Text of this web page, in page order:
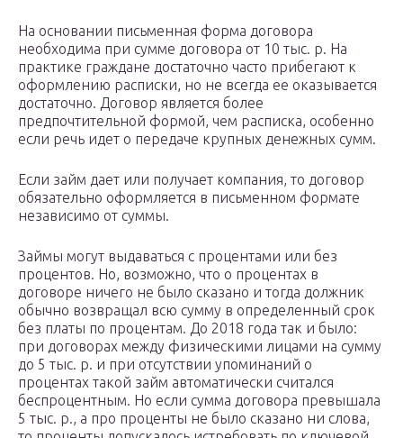
На основании письменная форма договора
необходима при сумме договора от 10 тыс. р. На
практике граждане достаточно часто прибегают к
оформлению расписки, но не всегда ее оказывается
достаточно. Договор является более
предпочтительной формой, чем расписка, особенно
если речь идет о передаче крупных денежных сумм.
Если займ дает или получает компания, то договор
обязательно оформляется в письменном формате
независимо от суммы.
Займы могут выдаваться с процентами или без
процентов. Но, возможно, что о процентах в
договоре ничего не было сказано и тогда должник
обычно возвращал всю сумму в определенный срок
без платы по процентам. До 2018 года так и было:
при договорах между физическими лицами на сумму
до 5 тыс. р. и при отсутствии упоминаний о
процентах такой займ автоматически считался
беспроцентным. Но если сумма договора превышала
5 тыс. р., а про проценты не было сказано ни слова,